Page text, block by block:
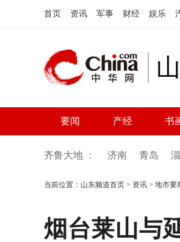
首页 资讯 军事 财经 娱乐
要闻 产经 书
齐鲁大地 ： 济南 青岛
当前位置： 山东频道首页 > 资讯 > 地市要
烟台莱山与